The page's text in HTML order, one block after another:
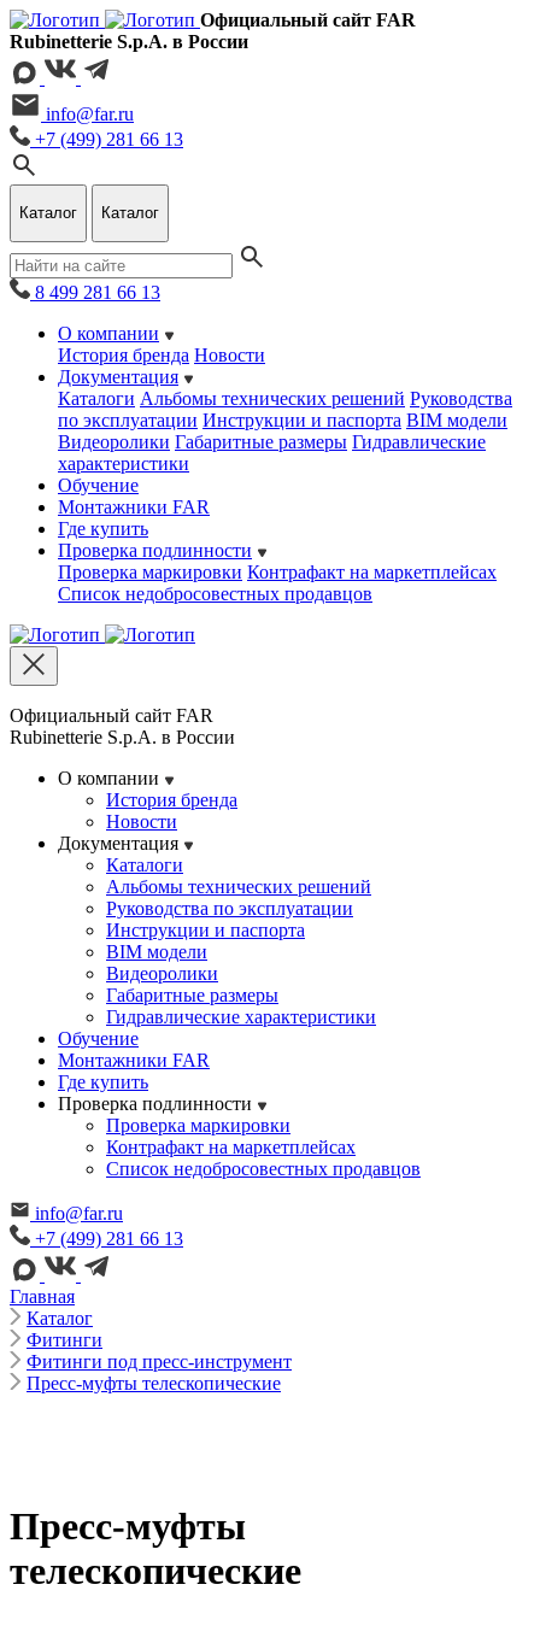
Официальный сайт FAR
Rubinetterie S.p.A. в России
info@far.ru
+7 (499) 281 66 13
Каталог Каталог
8 499 281 66 13
О компании
История бренда Новости
Документация
Каталоги Альбомы технических решений Руководства
по эксплуатации Инструкции и паспорта BIM модели
Видеоролики Габаритные размеры Гидравлические
характеристики
Обучение
Монтажники FAR
Где купить
Проверка подлинности
Проверка маркировки Контрафакт на маркетплейсах
Cписок недобросовестных продавцов
Официальный сайт FAR
Rubinetterie S.p.A. в России
О компании
История бренда
Новости
Документация
Каталоги
Альбомы технических решений
Руководства по эксплуатации
Инструкции и паспорта
BIM модели
Видеоролики
Габаритные размеры
Гидравлические характеристики
Обучение
Монтажники FAR
Где купить
Проверка подлинности
Проверка маркировки
Контрафакт на маркетплейсах
Cписок недобросовестных продавцов
info@far.ru
+7 (499) 281 66 13
Главная
Каталог
Фитинги
Фитинги под пресс-инструмент
Пресс-муфты телескопические
Пресс-муфты
телескопические